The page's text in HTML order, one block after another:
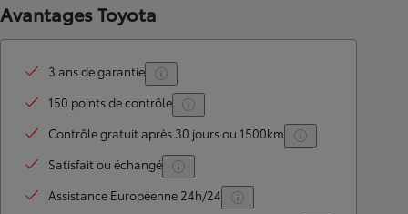
Avantages Toyota
3 ans de garantie
150 points de contrôle
Contrôle gratuit après 30 jours ou 1500km
Satisfait ou échangé
Assistance Européenne 24h/24